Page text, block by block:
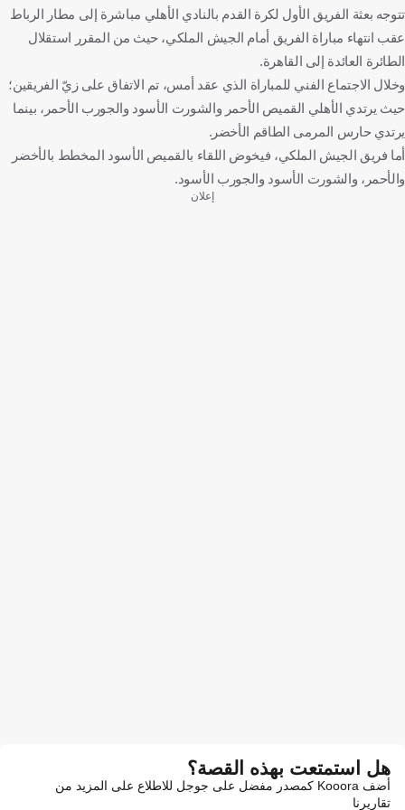
تتوجه بعثة الفريق الأول لكرة القدم بالنادي الأهلي مباشرة إلى مطار الرباط
عقب انتهاء مباراة الفريق أمام الجيش الملكي، حيث من المقرر استقلال
الطائرة العائدة إلى القاهرة.
وخلال الاجتماع الفني للمباراة الذي عقد أمس، تم الاتفاق على زيّ الفريقين؛
حيث يرتدي الأهلي القميص الأحمر والشورت الأسود والجورب الأحمر، بينما
يرتدي حارس المرمى الطاقم الأخضر.
أما فريق الجيش الملكي، فيخوض اللقاء بالقميص الأسود المخطط بالأخضر
والأحمر، والشورت الأسود والجورب الأسود.
إعلان
هل استمتعت بهذه القصة؟
أضف Kooora كمصدر مفضل على جوجل للاطلاع على المزيد من
تقاريرنا